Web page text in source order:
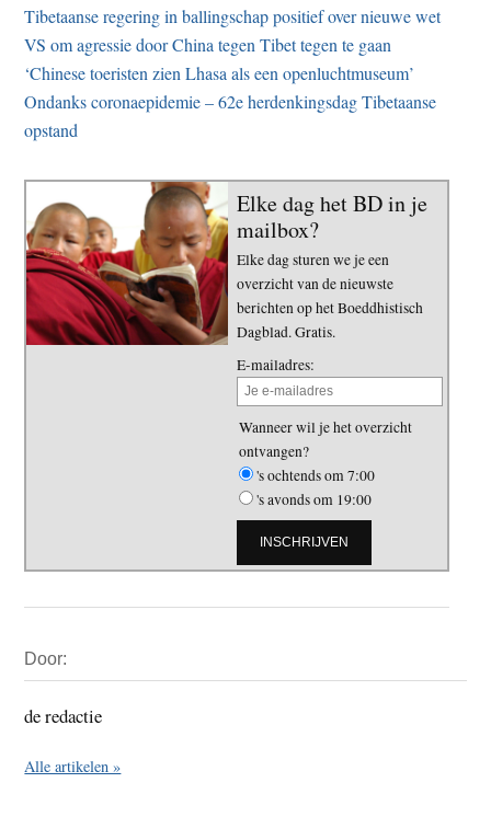
Tibetaanse regering in ballingschap positief over nieuwe wet
VS om agressie door China tegen Tibet tegen te gaan
‘Chinese toeristen zien Lhasa als een openluchtmuseum’
Ondanks coronaepidemie – 62e herdenkingsdag Tibetaanse
opstand
Elke dag het BD in je
mailbox?
Elke dag sturen we je een
overzicht van de nieuwste
berichten op het Boeddhistisch
Dagblad. Gratis.
E-mailadres:
Wanneer wil je het overzicht
ontvangen?
's ochtends om 7:00
's avonds om 19:00
Sidebar
Door:
de redactie
Alle artikelen »